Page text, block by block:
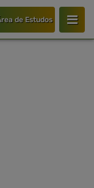
de Estudos